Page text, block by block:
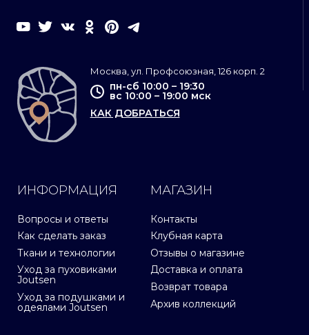
ИНФОРМАЦИЯ
Вопросы и ответы
Как сделать заказ
Ткани и технологии
Уход за пуховиками
Joutsen
Уход за подушками и
одеялами Joutsen
МАГАЗИН
Контакты
Клубная карта
Отзывы о магазине
Доставка и оплата
Возврат товара
Архив коллекций
Москва, ул. Профсоюзная, 126 корп. 2
пн-сб 10:00 – 19:30
вс 10:00 – 19:00 мск
КАК ДОБРАТЬСЯ